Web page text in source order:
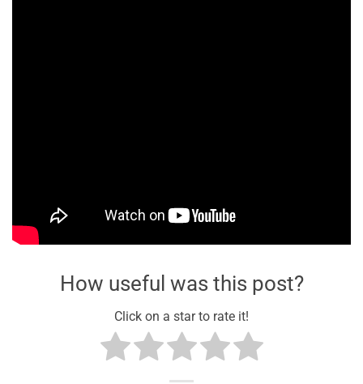
How useful was this post?
Click on a star to rate it!